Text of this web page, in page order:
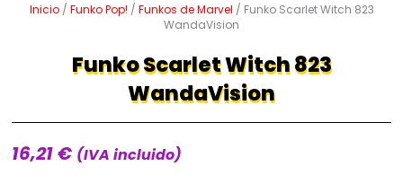
Inicio/ Funko Pop! / Funkos de Marvel / Funko Scarlet Witch 823
WandaVision
Funko Scarlet Witch 823
WandaVision
16,21€ (IVA incluido)